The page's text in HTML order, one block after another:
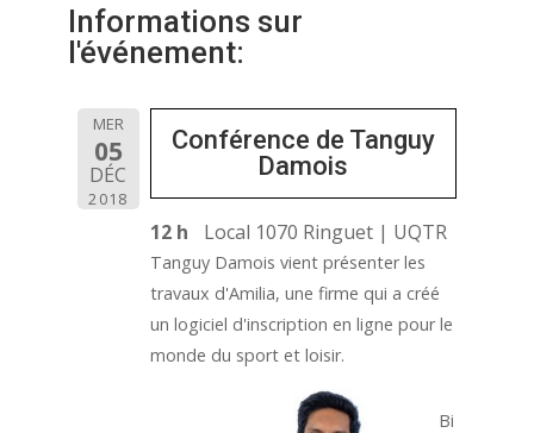
Informations sur
l'événement:
MER
05
DÉC
2018
Conférence de Tanguy
Damois
12 h Local 1070 Ringuet | UQTR
Tanguy Damois vient présenter les
travaux d'Amilia, une firme qui a créé
un logiciel d'inscription en ligne pour le
monde du sport et loisir.
Bi